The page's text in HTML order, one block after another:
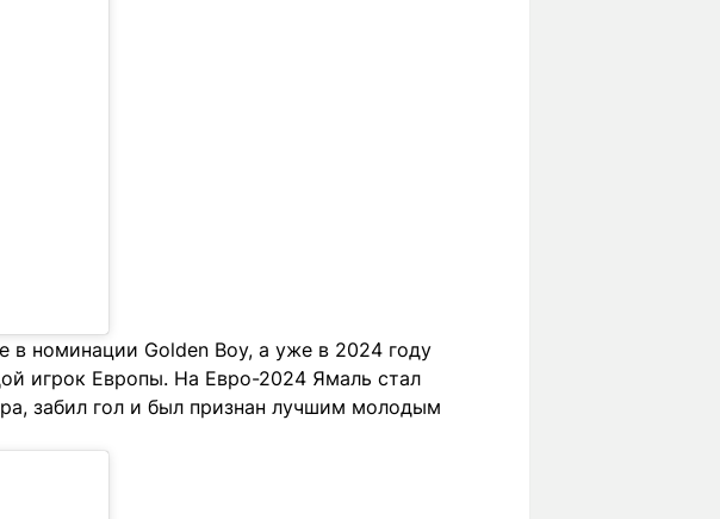
в номинации Golden Boy, а уже в 2024 году
игрок Европы. На Евро-2024 Ямаль стал
забил гол и был признан лучшим молодым